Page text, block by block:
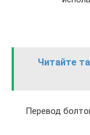
Читайте
Перевод